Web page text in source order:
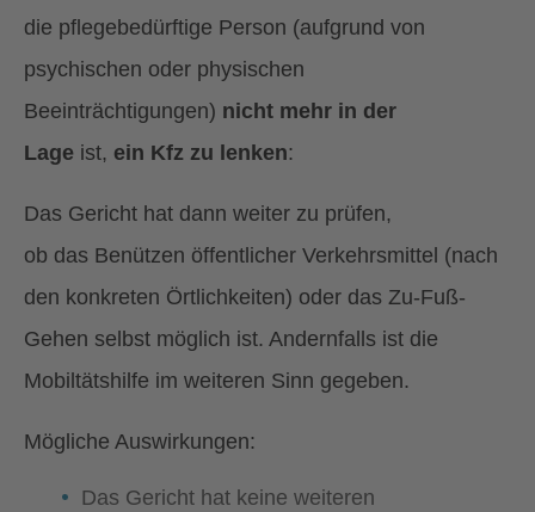
die pflegebedürftige Person (aufgrund von
psychischen oder physischen
Beeinträchtigungen) nicht mehr in der
Lage ist, ein Kfz zu lenken:
Das Gericht hat dann weiter zu prüfen,
ob das Benützen öffentlicher Verkehrsmittel (nach
den konkreten Örtlichkeiten) oder das Zu-Fuß-
Gehen selbst möglich ist. Andernfalls ist die
Mobiltätshilfe im weiteren Sinn gegeben.
Mögliche Auswirkungen:
Das Gericht hat keine weiteren